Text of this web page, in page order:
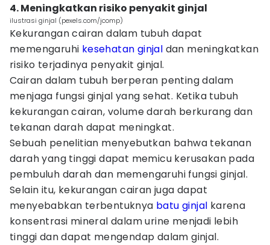
4. Meningkatkan risiko penyakit ginjal
ilustrasi ginjal (pexels.com/jcomp)
Kekurangan cairan dalam tubuh dapat
memengaruhi kesehatan ginjal dan meningkatkan
risiko terjadinya penyakit ginjal.
Cairan dalam tubuh berperan penting dalam
menjaga fungsi ginjal yang sehat. Ketika tubuh
kekurangan cairan, volume darah berkurang dan
tekanan darah dapat meningkat.
Sebuah penelitian menyebutkan bahwa tekanan
darah yang tinggi dapat memicu kerusakan pada
pembuluh darah dan memengaruhi fungsi ginjal.
Selain itu, kekurangan cairan juga dapat
menyebabkan terbentuknya batu ginjal karena
konsentrasi mineral dalam urine menjadi lebih
tinggi dan dapat mengendap dalam ginjal.